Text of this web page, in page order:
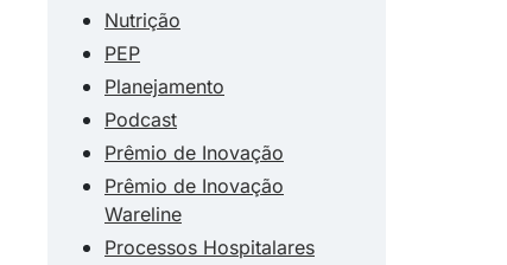
Nutrição
PEP
Planejamento
Podcast
Prêmio de Inovação
Prêmio de Inovação
Wareline
Processos Hospitalares